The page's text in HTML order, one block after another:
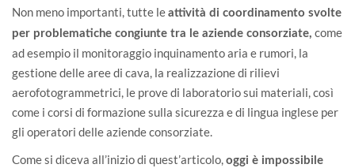
Non meno importanti, tutte le attività di coordinamento svolte
per problematiche congiunte tra le aziende consorziate, come
ad esempio il monitoraggio inquinamento aria e rumori, la
gestione delle aree di cava, la realizzazione di rilievi
aerofotogrammetrici, le prove di laboratorio sui materiali, così
come i corsi di formazione sulla sicurezza e di lingua inglese per
gli operatori delle aziende consorziate.
Come si diceva all’inizio di quest’articolo, oggi è impossibile